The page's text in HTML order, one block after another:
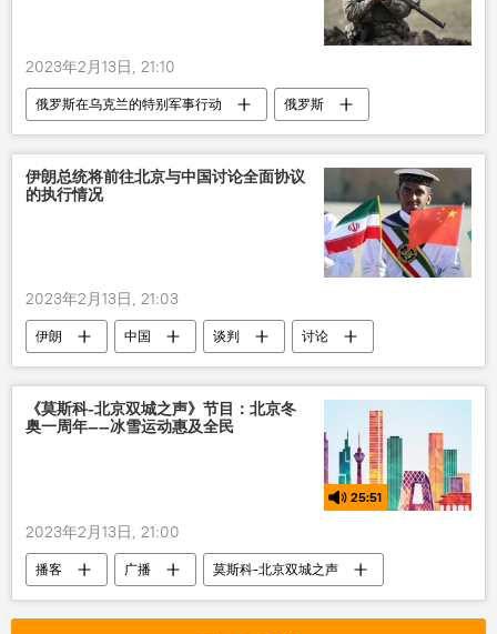
2023年2月13日, 21:10
俄罗斯在乌克兰的特别军事行动
俄罗斯
乌克兰
军事 军队
伊朗总统将前往北京与中国讨论全面协议
的执行情况
2023年2月13日, 21:03
伊朗 中国 谈判
讨论
协议
国际
《莫斯科-北京双城之声》节目：北京冬
奥一周年——冰雪运动惠及全民
25:51
2023年2月13日, 21:00
播客 广播 莫斯科-北京双城之声